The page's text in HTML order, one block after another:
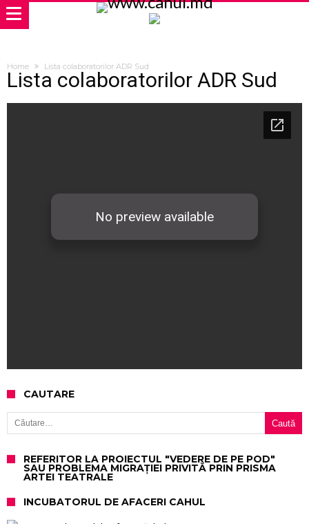
Home Lista colaboratorilor ADR Sud
Lista colaboratorilor ADR Sud
CAUTARE
Caută după:
REFERITOR LA PROIECTUL "VEDERE DE PE POD"
SAU PROBLEMA MIGRAȚIEI PRIVITĂ PRIN PRISMA
ARTEI TEATRALE
INCUBATORUL DE AFACERI CAHUL